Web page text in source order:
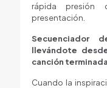
rápida presión
presentación.
Secuenciador
llevándote
canción terminada
Cuando la